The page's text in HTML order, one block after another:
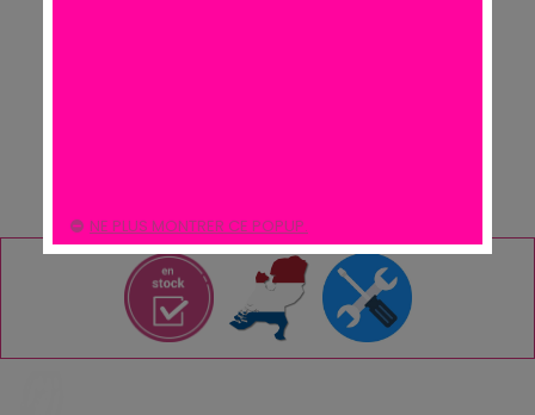
NE PLUS MONTRER CE POPUP.